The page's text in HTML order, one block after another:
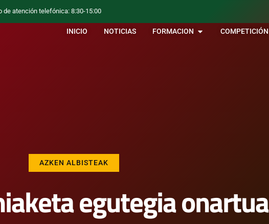
de atención telefónica: 8:30-15:00
INICIO NOTICIAS FORMACION COMPETICIÓN
AZKEN ALBISTEAK
egutegia onartua